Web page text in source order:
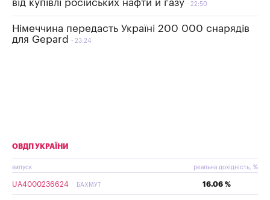
від купівлі російських нафти й газу
22:50
Німеччина передасть Україні 200 000 снарядів
для Gepard
23:24
ОВДП УКРАЇНИ
випуск реальна дохідність, %
UA4000236624 БАХМУТ 16.06 %